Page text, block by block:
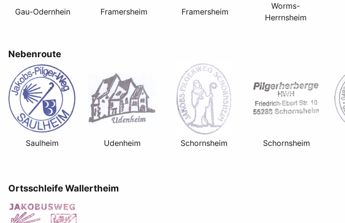
Gau-Odernhein Framersheim Framersheim
Worms-
Herrnsheim
Nebenroute
Saulheim Udenheim Schornsheim Schornsheim
Ortsschleife Wallertheim